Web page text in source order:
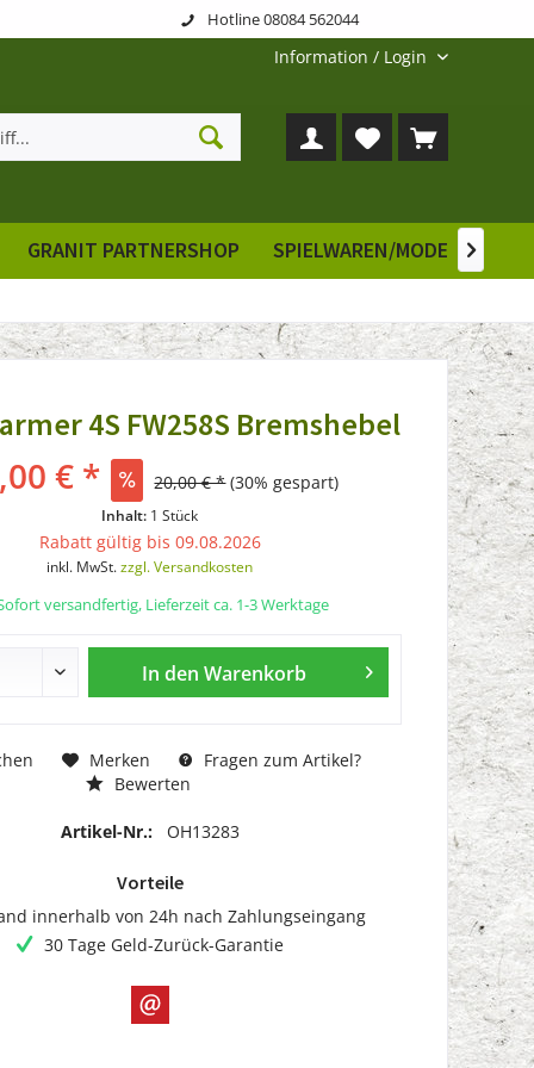
Hotline 08084 562044
Information / Login
GRANIT PARTNERSHOP SPIELWAREN/MODELLE

4S FW258S Bremshebel
€ * 20,00 € * (30% gespart)
Inhalt: 1 Stück
Rabatt gültig bis 09.08.2026
inkl. MwSt.zzgl. Versandkosten
versandfertig, Lieferzeit ca. 1-3 Werktage
In den Warenkorb
Merken
Fragen zum Artikel?
Bewerten
Artikel-Nr.: OH13283
Vorteile
innerhalb von 24h nach Zahlungseingang
30 Tage Geld-Zurück-Garantie